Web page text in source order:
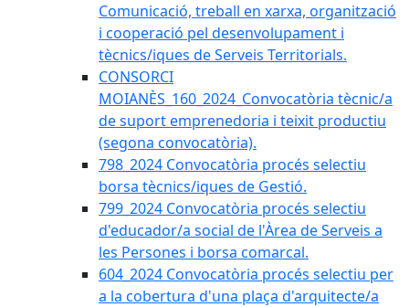
Comunicació, treball en xarxa, organització
i cooperació pel desenvolupament i
tècnics/iques de Serveis Territorials.
CONSORCI
MOIANÈS_160_2024_Convocatòria tècnic/a
de suport emprenedoria i teixit productiu
(segona convocatòria).
798_2024 Convocatòria procés selectiu
borsa tècnics/iques de Gestió.
799_2024 Convocatòria procés selectiu
d'educador/a social de l'Àrea de Serveis a
les Persones i borsa comarcal.
604_2024 Convocatòria procés selectiu per
a la cobertura d'una plaça d'arquitecte/a